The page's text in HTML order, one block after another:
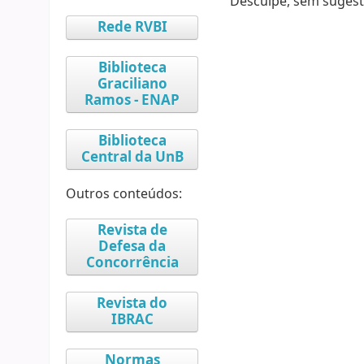
Rede RVBI
Biblioteca
Graciliano
Ramos - ENAP
Biblioteca
Central da UnB
Outros conteúdos:
Revista de
Defesa da
Concorrência
Revista do
IBRAC